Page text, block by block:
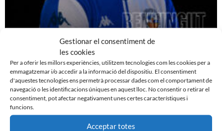
Gestionar el consentiment de
les cookies
Per a oferir les millors experiències, utilitzem tecnologies com les cookies per a
emmagatzemar i/o accedir a la informació del dispositiu. El consentiment
d'aquestes tecnologies ens permetrà processar dades com el comportament de
navegació o les identificacions úniques en aquest lloc. No consentir o retirar el
consentiment, pot afectar negativament unes certes característiques i
funcions.
Acceptar totes
EDGAR GONZÁLEZ, NOU JUGADOR DEL CE
7 d'agost de 2026
Leer más »